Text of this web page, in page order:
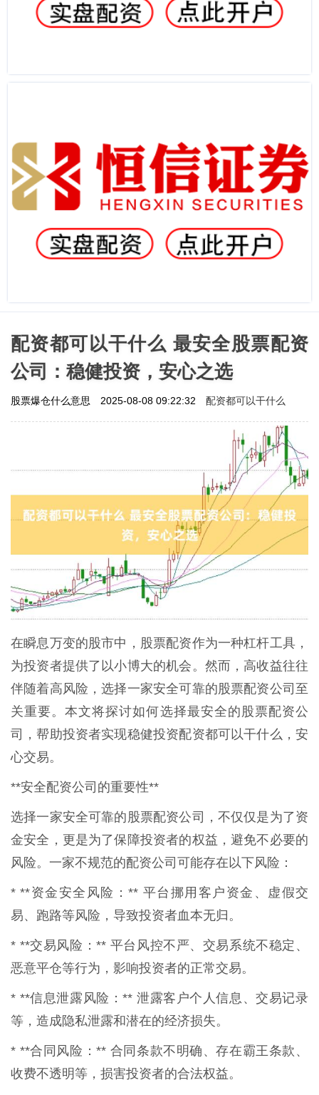
配资都可以干什么 最安全股票配资
公司：稳健投资，安心之选
股票爆仓什么意思 2025-08-08 09:22:32 配资都可以干什么
在瞬息万变的股市中，股票配资作为一种杠杆工具，
为投资者提供了以小博大的机会。然而，高收益往往
伴随着高风险，选择一家安全可靠的股票配资公司至
关重要。本文将探讨如何选择最安全的股票配资公
司，帮助投资者实现稳健投资配资都可以干什么，安
心交易。
**安全配资公司的重要性**
选择一家安全可靠的股票配资公司，不仅仅是为了资
金安全，更是为了保障投资者的权益，避免不必要的
风险。一家不规范的配资公司可能存在以下风险：
* **资金安全风险：** 平台挪用客户资金、虚假交
易、跑路等风险，导致投资者血本无归。
* **交易风险：** 平台风控不严、交易系统不稳定、
恶意平仓等行为，影响投资者的正常交易。
* **信息泄露风险：** 泄露客户个人信息、交易记录
等，造成隐私泄露和潜在的经济损失。
* **合同风险：** 合同条款不明确、存在霸王条款、
收费不透明等，损害投资者的合法权益。